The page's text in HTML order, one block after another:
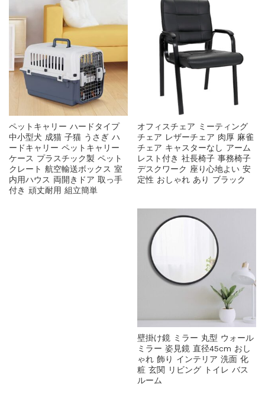
ペットキャリー ハードタイプ
中小型犬 成猫 子猫 うさぎ ハ
ードキャリー ペットキャリー
ケース プラスチック製 ペット
クレート 航空輸送ボックス 室
内用ハウス 両開きドア 取っ手
付き 頑丈耐用 組立簡単
オフィスチェア ミーティング
チェア レザーチェア 肉厚 麻雀
チェア キャスターなし アーム
レスト付き 社長椅子 事務椅子
デスクワーク 座り心地よい 安
定性 おしゃれ あり ブラック
壁掛け鏡 ミラー 丸型 ウォール
ミラー 姿見鏡 直径45cm おし
ゃれ 飾り インテリア 洗面 化
粧 玄関 リビング トイレ バス
ルーム